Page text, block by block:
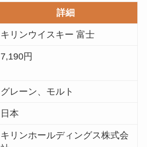
詳細
キリンウイスキー 富士
7,190円
グレーン、モルト
日本
キリンホールディングス株式会